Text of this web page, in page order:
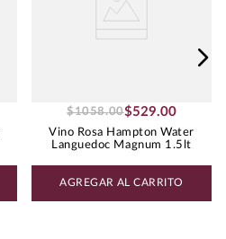
BLEND DE TINTAS Y
$529.00
$1058.00
Vino Rosa Hampton Water
Languedoc Magnum 1.5lt
AGREGAR AL CARRITO